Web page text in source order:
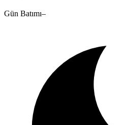
Gün Batımı–